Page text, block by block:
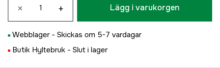
× + Lägg i varukorgen
Webblager - Skickas om 5-7 vardagar
Butik Hyltebruk - Slut i lager